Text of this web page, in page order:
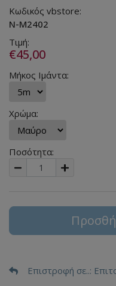
Κωδικός vbstore:
N-M2402
Τιμή:
€45,00
Μήκος Ιμάντα:
Χρώμα:
Ποσότητα:
Επιστροφή σε..: